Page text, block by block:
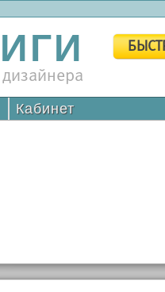
дизайнера
Кабинет